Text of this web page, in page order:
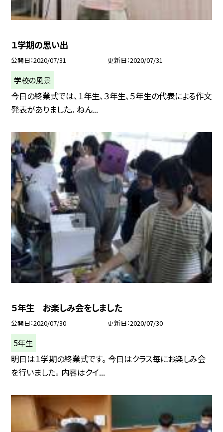
１学期の思い出
公開日 2020/07/31 更新日 2020/07/31
学校の風景
今日の終業式では、１年生、３年生、５年生の代表による作文
発表がありました。 ねん...
５年生 お楽しみ会をしました
公開日 2020/07/30 更新日 2020/07/30
5年生
明日は１学期の終業式です。 今日はクラス毎にお楽しみ会
を行いました。 内容はクイ...